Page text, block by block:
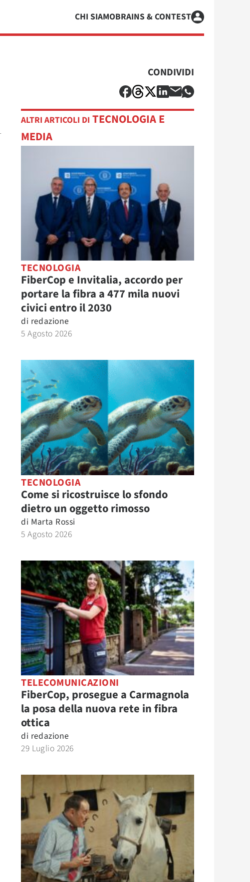
CHI SIAMOBRAINS & CONTEST
CONDIVIDI
ALTRI ARTICOLI DI TECNOLOGIA E
MEDIA
TECNOLOGIA
FiberCop e Invitalia, accordo per
portare la fibra a 477 mila nuovi
civici entro il 2030
di redazione
5 Agosto 2026
TECNOLOGIA
Come si ricostruisce lo sfondo
dietro un oggetto rimosso
di Marta Rossi
5 Agosto 2026
TELECOMUNICAZIONI
FiberCop, prosegue a Carmagnola
la posa della nuova rete in fibra
ottica
di redazione
29 Luglio 2026